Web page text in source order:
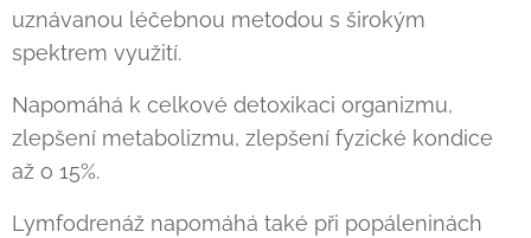
uznávanou léčebnou metodou s širokým
spektrem využití.
Napomáhá k celkové detoxikaci organizmu,
zlepšení metabolizmu, zlepšení fyzické kondice
až o 15%.
Lymfodrenáž napomáhá také při popáleninách